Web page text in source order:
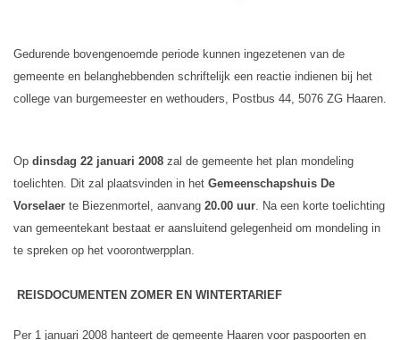
Gedurende bovengenoemde periode kunnen ingezetenen van de
gemeente en belanghebbenden schriftelijk een reactie indienen bij het
college van burgemeester en wethouders, Postbus 44, 5076 ZG Haaren.
Op dinsdag 22 januari 2008 zal de gemeente het plan mondeling
toelichten. Dit zal plaatsvinden in het Gemeenschapshuis De
Vorselaer te Biezenmortel, aanvang 20.00 uur. Na een korte toelichting
van gemeentekant bestaat er aansluitend gelegenheid om mondeling in
te spreken op het voorontwerpplan.
REISDOCUMENTEN ZOMER EN WINTERTARIEF
Per 1 januari 2008 hanteert de gemeente Haaren voor paspoorten en